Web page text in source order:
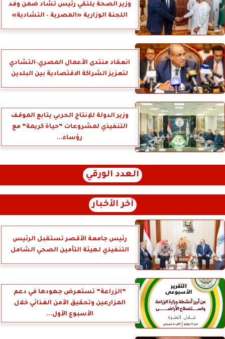
وزير الصحة يلتقي رئيس تشاد ضمن وفد
اللجنة الوزارية «المصرية – التشادية»
انعقاد منتدى الأعمال المصري–التشادي
لتعزيز الشراكة الاقتصادية بين البلدين
وزير الدولة للإنتاج الحربي يتابع الموقف
التنفيذي لمشروعات ”حياة كريمة” مع
رؤساء...
العدد الورقي
آخر الأخبار
رئيس جامعة الأقصر تستقبل الرئيس
التنفيذي لهيئة التأمين الصحي الشامل
”الزراعة” تستعرض جهودها في دعم
المزارعين وتحقيق الأمن الغذائي خلال
الأسبوع الأول...